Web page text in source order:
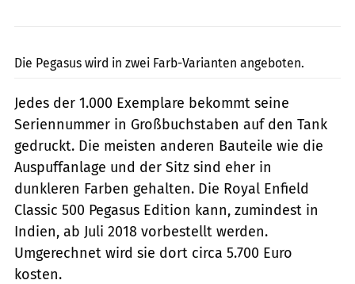
Die Pegasus wird in zwei Farb-Varianten angeboten.
Jedes der 1.000 Exemplare bekommt seine
Seriennummer in Großbuchstaben auf den Tank
gedruckt. Die meisten anderen Bauteile wie die
Auspuffanlage und der Sitz sind eher in
dunkleren Farben gehalten. Die Royal Enfield
Classic 500 Pegasus Edition kann, zumindest in
Indien, ab Juli 2018 vorbestellt werden.
Umgerechnet wird sie dort circa 5.700 Euro
kosten.